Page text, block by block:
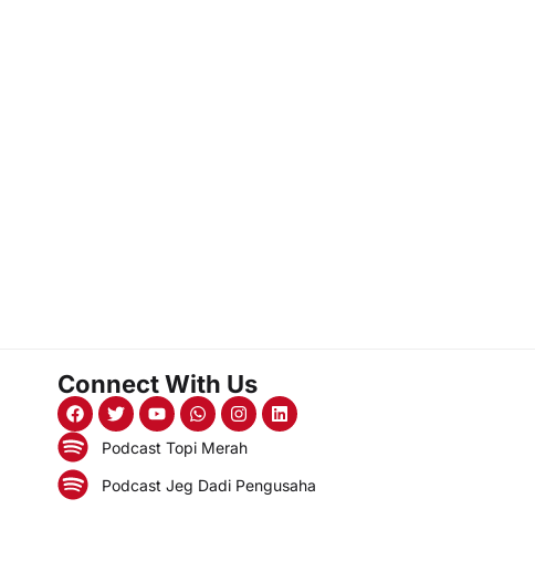
Connect With Us
Podcast Topi Merah
Podcast Jeg Dadi Pengusaha